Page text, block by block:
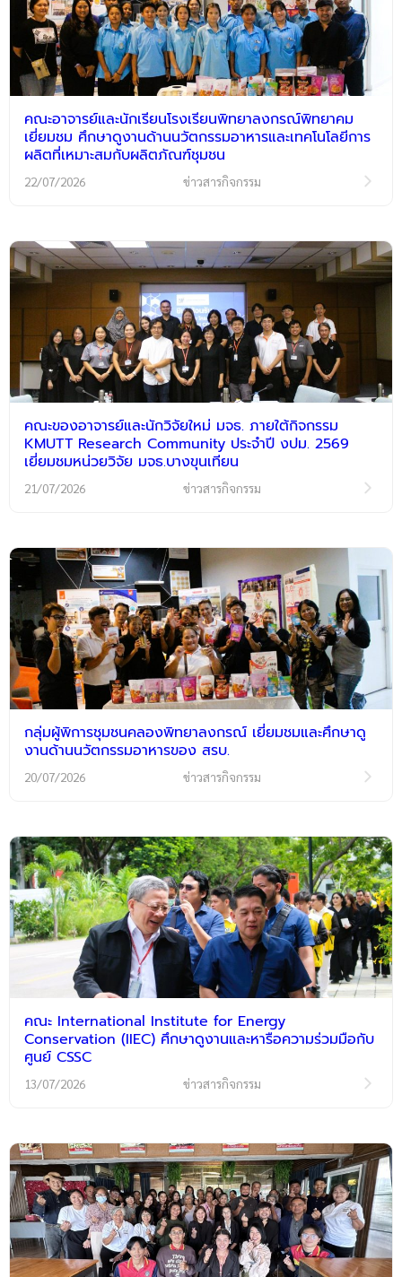
คณะอาจารย์และนักเรียนโรงเรียนพิทยาลงกรณ์พิทยาคม
เยี่ยมชม ศึกษาดูงานด้านนวัตกรรมอาหารและเทคโนโลยีการ
ผลิตที่เหมาะสมกับผลิตภัณฑ์ชุมชน
22/07/2026 ข่าวสารกิจกรรม
คณะของอาจารย์และนักวิจัยใหม่ มจธ. ภายใต้กิจกรรม
KMUTT Research Community ประจำปี งปม. 2569
เยี่ยมชมหน่วยวิจัย มจธ.บางขุนเทียน
21/07/2026 ข่าวสารกิจกรรม
กลุ่มผู้พิการชุมชนคลองพิทยาลงกรณ์ เยี่ยมชมและศึกษาดู
งานด้านนวัตกรรมอาหารของ สรบ.
20/07/2026 ข่าวสารกิจกรรม
คณะ International Institute for Energy
Conservation (IIEC) ศึกษาดูงานและหารือความร่วมมือกับ
ศูนย์ CSSC
13/07/2026 ข่าวสารกิจกรรม